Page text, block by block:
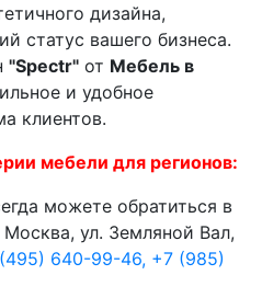
дизайна,
статус вашего бизнеса.
"Spectr" от Мебель в
и удобное
клиентов.
мебели для регионов:
можете обратиться в
Москва, ул. Земляной Вал,
640-99-46, +7 (985)